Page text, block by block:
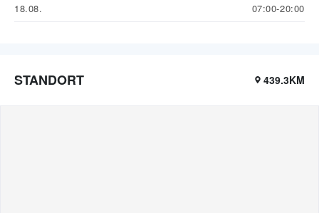
18.08.
07:00-20:00
STANDORT 439.3KM